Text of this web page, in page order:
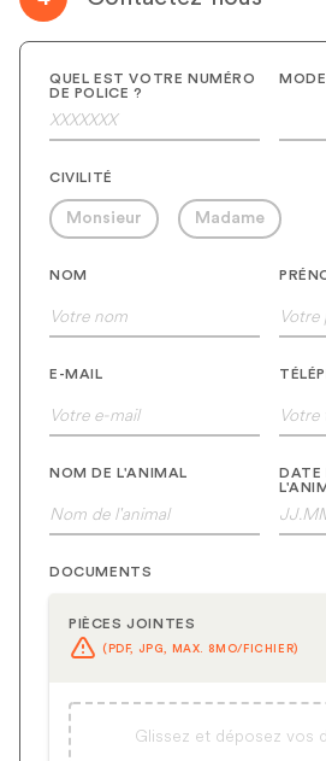
QUEL EST VOTRE NUMÉRO
DE POLICE ?
CIVILITÉ
Monsieur Madame
NOM
E-MAIL
NOM DE L'ANIMAL
DATE
DOCUMENTS
PIÈCES JOINTES
(PDF, JPG, MAX. 8MO/FICHIER)
Glissez et déposez vos